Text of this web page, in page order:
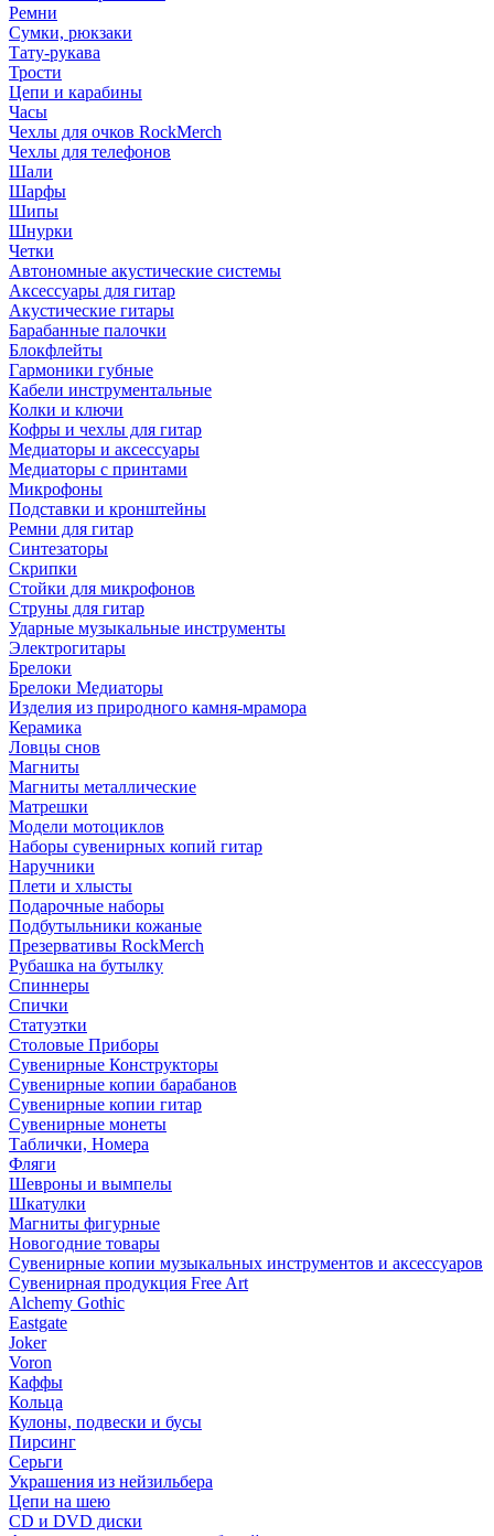
Ремни
Сумки, рюкзаки
Тату-рукава
Трости
Цепи и карабины
Часы
Чехлы для очков RockMerch
Чехлы для телефонов
Шали
Шарфы
Шипы
Шнурки
Четки
Автономные акустические системы
Аксессуары для гитар
Акустические гитары
Барабанные палочки
Блокфлейты
Гармоники губные
Кабели инструментальные
Колки и ключи
Кофры и чехлы для гитар
Медиаторы и аксессуары
Медиаторы с принтами
Микрофоны
Подставки и кронштейны
Ремни для гитар
Синтезаторы
Скрипки
Стойки для микрофонов
Струны для гитар
Ударные музыкальные инструменты
Электрогитары
Брелоки
Брелоки Медиаторы
Изделия из природного камня-мрамора
Керамика
Ловцы снов
Магниты
Магниты металлические
Матрешки
Модели мотоциклов
Наборы сувенирных копий гитар
Наручники
Плети и хлысты
Подарочные наборы
Подбутыльники кожаные
Презервативы RockMerch
Рубашка на бутылку
Спиннеры
Спички
Статуэтки
Столовые Приборы
Сувенирные Конструкторы
Сувенирные копии барабанов
Сувенирные копии гитар
Сувенирные монеты
Таблички, Номера
Фляги
Шевроны и вымпелы
Шкатулки
Магниты фигурные
Новогодние товары
Сувенирные копии музыкальных инструментов и аксессуаров
Сувенирная продукция Free Art
Alchemy Gothic
Eastgate
Joker
Voron
Каффы
Кольца
Кулоны, подвески и бусы
Пирсинг
Серьги
Украшения из нейзильбера
Цепи на шею
CD и DVD диски